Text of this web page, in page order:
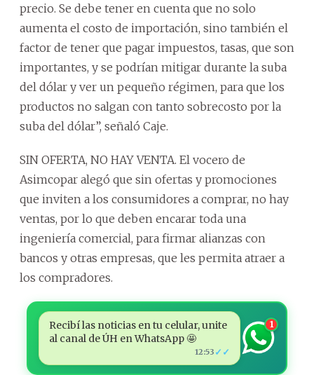
precio. Se debe tener en cuenta que no solo
aumenta el costo de importación, sino también el
factor de tener que pagar impuestos, tasas, que son
importantes, y se podrían mitigar durante la suba
del dólar y ver un pequeño régimen, para que los
productos no salgan con tanto sobrecosto por la
suba del dólar”, señaló Caje.
SIN OFERTA, NO HAY VENTA. El vocero de
Asimcopar alegó que sin ofertas y promociones
que inviten a los consumidores a comprar, no hay
ventas, por lo que deben encarar toda una
ingeniería comercial, para firmar alianzas con
bancos y otras empresas, que les permita atraer a
los compradores.
Recibí las noticias en tu celular, unite
al canal de ÚH en WhatsApp 🤩
12:53 ✓✓
1